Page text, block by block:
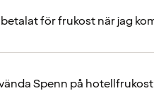
för frukost när jag
Spenn på